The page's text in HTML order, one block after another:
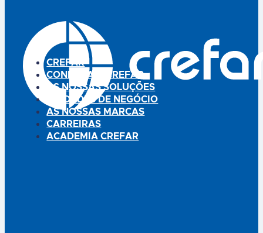
equilibradas e necessárias às
funções vitais do organismo. O
fator principal e que distingue
funções vitais do organismo. O
fator principal e que…
CREFAR
CONHEÇA A CREFAR
AS NOSSAS SOLUÇÕES
UNIDADES DE NEGÓCIO
AS NOSSAS MARCAS
CARREIRAS
ACADEMIA CREFAR